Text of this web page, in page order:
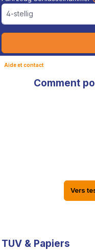
4-stellig
Aide et contact
Comment
Vers
TÜV & Papiers